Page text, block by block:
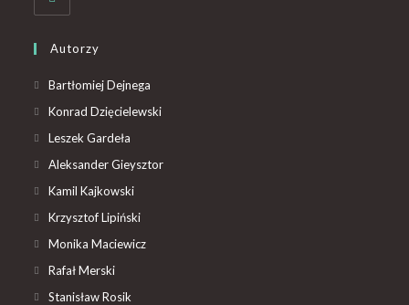
Autorzy
Bartłomiej Dejnega
Konrad Dzięcielewski
Leszek Gardeła
Aleksander Gieysztor
Kamil Kajkowski
Krzysztof Lipiński
Monika Maciewicz
Rafał Merski
Stanisław Rosik